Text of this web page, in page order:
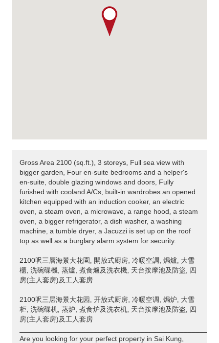
Gross Area 2100 (sq.ft.), 3 storeys, Full sea view with
bigger garden, Four en-suite bedrooms and a helper's
en-suite, double glazing windows and doors, Fully
furished with cooland A/Cs, built-in wardrobes an opened
kitchen equipped with an induction cooker, an electric
oven, a steam oven, a microwave, a range hood, a steam
oven, a bigger refrigerator, a dish washer, a washing
machine, a tumble dryer, a Jacuzzi is set up on the roof
top as well as a burglary alarm system for security.
2100呎三層海景大花園, 開放式廚房, 冷暖空調, 焗爐, 大雪
櫃, 洗碗碟機, 蒸爐, 煮食爐及洗衣機, 天台按摩池及防盜, 四
房(主人套房)及工人套房
2100呎三层海景大花园, 开放式厨房, 冷暖空调, 焗炉, 大雪
柜, 洗碗碟机, 蒸炉, 煮食炉及洗衣机, 天台按摩池及防盗, 四
房(主人套房)及工人套房
Are you looking for your perfect property in Sai Kung,